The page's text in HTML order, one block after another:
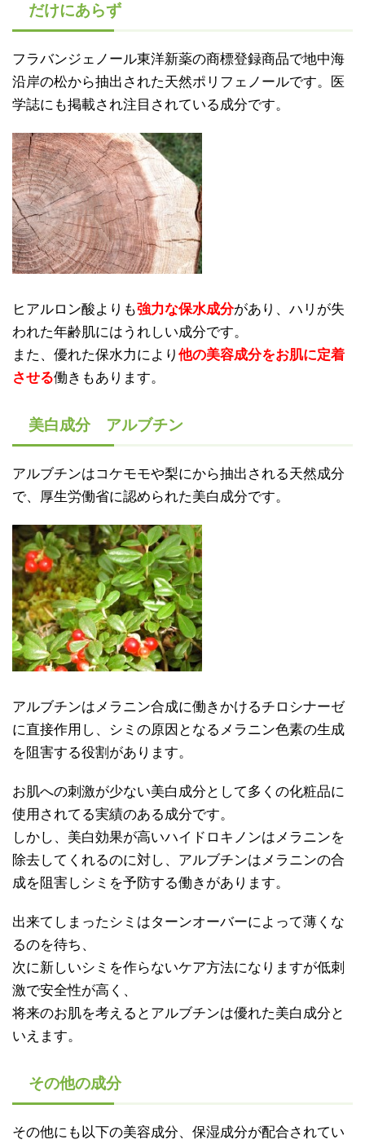
だけにあらず
フラバンジェノール東洋新薬の商標登録商品で地中海
沿岸の松から抽出された天然ポリフェノールです。医
学誌にも掲載され注目されている成分です。
ヒアルロン酸よりも強力な保水成分があり、ハリが失
われた年齢肌にはうれしい成分です。
また、優れた保水力により 他の美容成分をお肌に定着
させる働きもあります。
美白成分 アルブチン
アルブチンはコケモモや梨にから抽出される天然成分
で、厚生労働省に認められた美白成分です。
アルブチンはメラニン合成に働きかけるチロシナーゼ
に直接作用し、シミの原因となるメラニン色素の生成
を阻害する役割があります。
お肌への刺激が少ない美白成分として多くの化粧品に
使用されてる実績のある成分です。
しかし、美白効果が高いハイドロキノンはメラニンを
除去してくれるのに対し、アルブチンはメラニンの合
成を阻害しシミを予防する働きがあります。
出来てしまったシミはターンオーバーによって薄くな
るのを待ち、
次に新しいシミを作らないケア方法になりますが低刺
激で安全性が高く、
将来のお肌を考えるとアルブチンは優れた美白成分と
いえます。
その他の成分
その他にも以下の美容成分、保湿成分が配合されてい